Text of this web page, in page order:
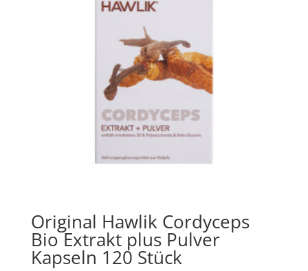
Original Hawlik Cordyceps
Bio Extrakt plus Pulver
Kapseln 120 Stück